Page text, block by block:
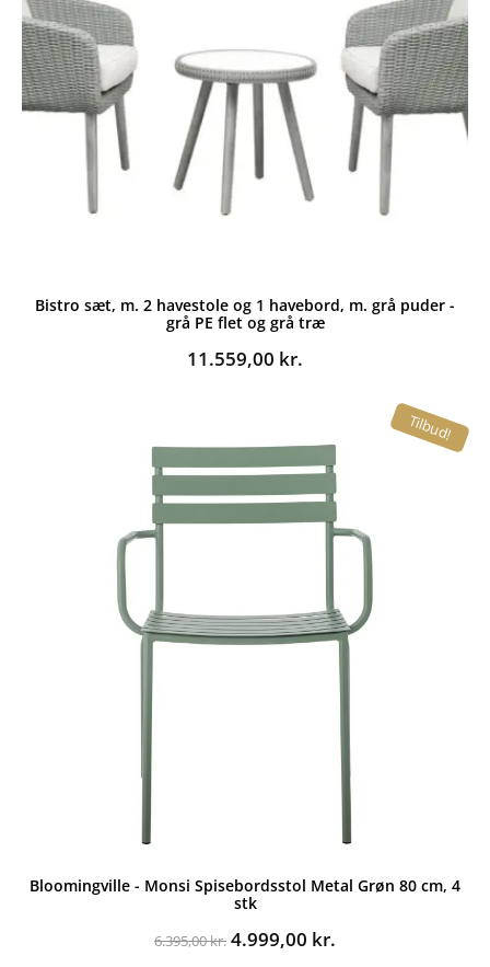
Bistro sæt, m. 2 havestole og 1 havebord, m. grå puder -
grå PE flet og grå træ
11.559,00 kr.
Tilbud!
Bloomingville - Monsi Spisebordsstol Metal Grøn 80 cm, 4
stk
6.395,00kr. Den
4.999,00 kr.